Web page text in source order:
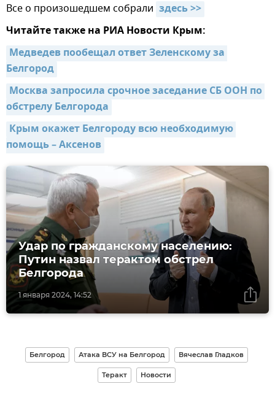
Все о произошедшем собрали здесь >>
Читайте также на РИА Новости Крым:
Медведев пообещал ответ Зеленскому за
Белгород
Москва запросила срочное заседание СБ ООН по
обстрелу Белгорода
Крым окажет Белгороду всю необходимую
помощь – Аксенов
1 января 2024, 14:52
Удар по гражданскому населению:
Путин назвал терактом обстрел
Белгорода
Белгород Атака ВСУ на Белгород Вячеслав Гладков
Теракт Новости